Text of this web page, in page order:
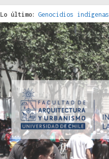
Lo último: Genocidios
Estudios sobre la
Donde el pedernal
Criterios técnicos
Red de